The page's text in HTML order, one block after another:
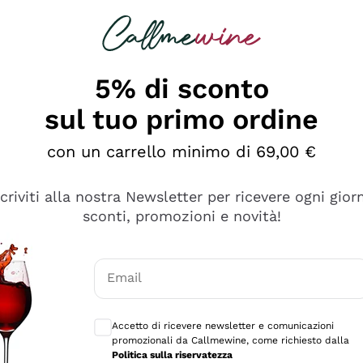
diversi e con un ampio range di prezzo. Le
5% di sconto
sul tuo primo ordine
con un carrello minimo di 69,00 €
alla nostra Newsletter per ricevere ogni
sconti, promozioni e novità!
Email
Accetto di ricevere newsletter e comunicazioni
promozionali da Callmewine, come richiesto dalla
Politica sulla riservatezza